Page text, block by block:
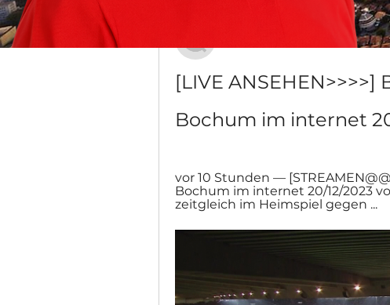
[LIVE ANSEHEN>>>>]
Bochum im internet
vor 10 Stunden —
Bochum im internet 20/12/2023
zeitgleich im Heimspiel gegen ...